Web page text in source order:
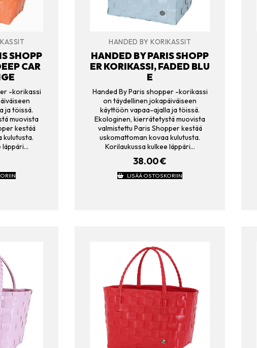
SHOPP
CAR
-korikassi
ja töissä.
muovista
kestää
kulutusta.
läppäri…
HANDED BY KORIKASSIT
HANDED BY PARIS SHOPP
ER KORIKASSI, FADED BLU
E
Handed By Paris shopper -korikassi
on täydellinen jokapäiväiseen
käyttöön vapaa-ajalla ja töissä.
Ekologinen, kierrätetystä muovista
valmistettu Paris Shopper kestää
uskomattoman kovaa kulutusta.
Korilaukussa kulkee läppäri…
38.00€
LISÄÄ OSTOSKORIIN